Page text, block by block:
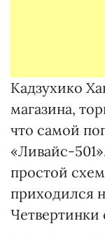
Кадзухико
магазина,
что самой
«Ливайс-
простой
приходился